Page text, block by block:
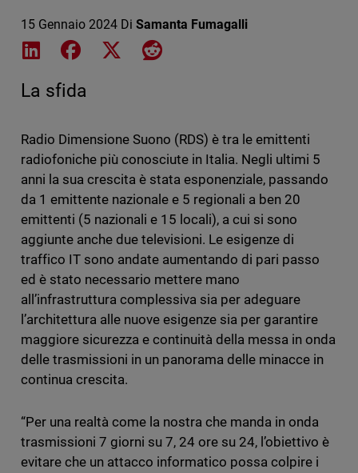
15 Gennaio 2024 Di Samanta Fumagalli
Share on LinkedIn
Share on Facebook
Share on XShare on Reddit
La sfida
Radio Dimensione Suono (RDS) è tra le emittenti
radiofoniche più conosciute in Italia. Negli ultimi 5
anni la sua crescita è stata esponenziale, passando
da 1 emittente nazionale e 5 regionali a ben 20
emittenti (5 nazionali e 15 locali), a cui si sono
aggiunte anche due televisioni. Le esigenze di
traffico IT sono andate aumentando di pari passo
ed è stato necessario mettere mano
all’infrastruttura complessiva sia per adeguare
l’architettura alle nuove esigenze sia per garantire
maggiore sicurezza e continuità della messa in onda
delle trasmissioni in un panorama delle minacce in
continua crescita.
“Per una realtà come la nostra che manda in onda
trasmissioni 7 giorni su 7, 24 ore su 24, l’obiettivo è
evitare che un attacco informatico possa colpire i